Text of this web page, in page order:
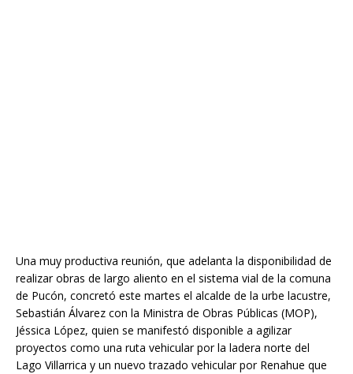
Una muy productiva reunión, que adelanta la disponibilidad de
realizar obras de largo aliento en el sistema vial de la comuna
de Pucón, concretó este martes el alcalde de la urbe lacustre,
Sebastián Álvarez con la Ministra de Obras Públicas (MOP),
Jéssica López, quien se manifestó disponible a agilizar
proyectos como una ruta vehicular por la ladera norte del
Lago Villarrica y un nuevo trazado vehicular por Renahue que